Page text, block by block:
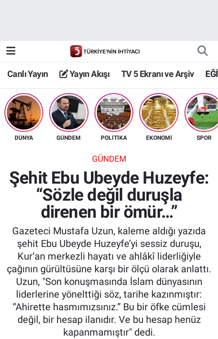
Canlı Yayın Yayın Akışı TV 5 Ekranı ve Arşiv
DÜNYA GÜNDEM POLİTİKA EKONOMİ SPOR
GÜNDEM
Şehit Ebu Ubeyde Huzeyfe:
“Sözle değil duruşla
direnen bir ömür…”
Gazeteci Mustafa Uzun, kaleme aldığı yazıda
şehit Ebu Ubeyde Huzeyfe’yi sessiz duruşu,
Kur’an merkezli hayatı ve ahlâkî liderliğiyle
çağının gürültüsüne karşı bir ölçü olarak anlattı.
Uzun, "Son konuşmasında İslam dünyasının
liderlerine yönelttiği söz, tarihe kazınmıştır:
“Ahirette hasmımızsınız.” Bu bir öfke cümlesi
değil, bir hesap ilanıdır. Ve bu hesap henüz
kapanmamıştır" dedi.
TV 5 Ekranı ve Arşiv